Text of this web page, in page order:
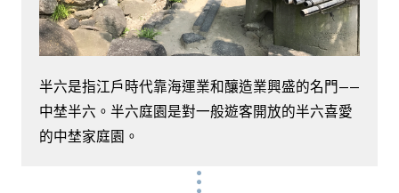
半六是指江戶時代靠海運業和釀造業興盛的名門——
中埜半六。半六庭園是對一般遊客開放的半六喜愛
的中埜家庭園。